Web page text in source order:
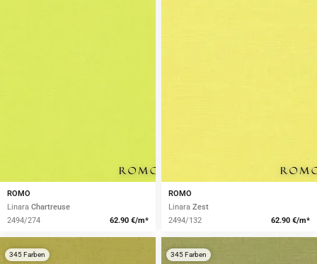
ROMO
Linara Chartreuse
2494/274
62.90 €/m*
ROMO
Linara Zest
2494/132
62.90 €/m*
345 Farben 345 Farben